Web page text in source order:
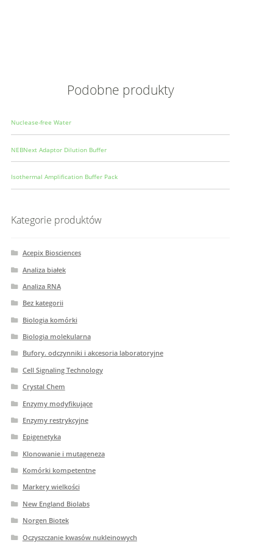
Podobne produkty
Nuclease-free Water
NEBNext Adaptor Dilution Buffer
Isothermal Amplification Buffer Pack
Kategorie produktów
Acepix Biosciences
Analiza białek
Analiza RNA
Bez kategorii
Biologia komórki
Biologia molekularna
Bufory. odczynniki i akcesoria laboratoryjne
Cell Signaling Technology
Crystal Chem
Enzymy modyfikujące
Enzymy restrykcyjne
Epigenetyka
Klonowanie i mutageneza
Komórki kompetentne
Markery wielkości
New England Biolabs
Norgen Biotek
Oczyszczanie kwasów nukleinowych